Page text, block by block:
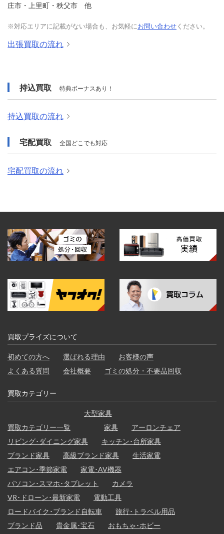
庄市・上里町・秩父市 他
※対応エリアに記載がない場合も、お気軽にお問い合わせください。
出張買取の流れ
持込買取 特典ボーナスあり！
持込買取の流れ
宅配買取 全国どこでも対応
宅配買取の流れ
買取プライズについて
初めての方へ 選ばれる理由
お客様の声
よくある質問
会社概要 ゴミの処分・不要品回収
買取カテゴリー
買取カテゴリー一覧
大型家具
家具
アーロンチェア
リビング･ダイニング家具
キッチン･台所家具
ブランド家具
高級ブランド家具
生活家電
エアコン･季節家電
家電･AV機器
パソコン･スマホ･タブレット
カメラ
VR･ドローン･最新家電
電動工具
ロードバイク･ブランド自転車
旅行･トラベル用品
ブランド品
貴金属･宝石
おもちゃ･ホビー